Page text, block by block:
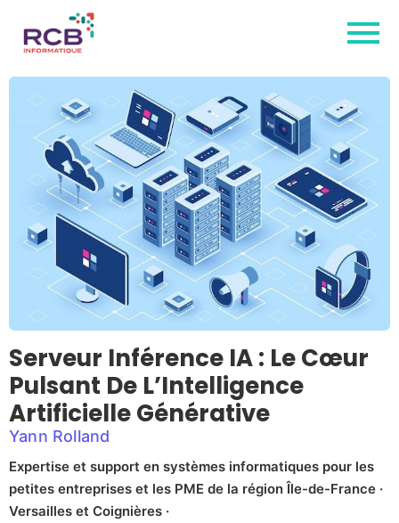
Serveur Inférence IA : Le Cœur
Pulsant De L’Intelligence
Artificielle Générative
Yann Rolland
Expertise et support en systèmes informatiques pour les
petites entreprises et les PME de la région Île-de-France ·
Versailles et Coignières ·